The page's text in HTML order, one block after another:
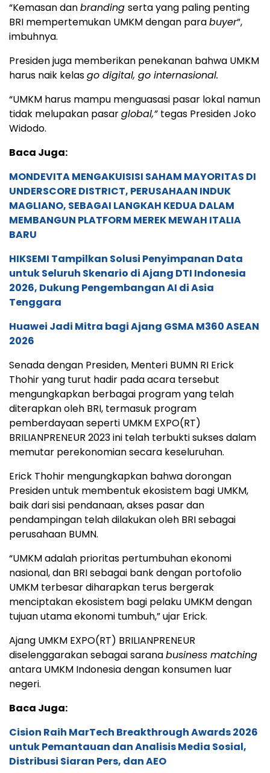
“Kemasan danbranding serta yang paling penting
BRI mempertemukan UMKM dengan parabuyer”,
imbuhnya.
Presiden juga memberikan penekanan bahwa UMKM
harus naik kelasgo digital, go internasional.
“UMKM harus mampu menguasasi pasar lokal namun
tidak melupakan pasarglobal,” tegas Presiden Joko
Widodo.
Baca Juga:
MONDEVITA MENGAKUISISI SAHAM MAYORITAS DI
UNDERSCORE DISTRICT, PERUSAHAAN INDUK
MAGLIANO, SEBAGAI LANGKAH KEDUA DALAM
MEMBANGUN PLATFORM MEREK MEWAH ITALIA
BARU
HIKSEMI Tampilkan Solusi Penyimpanan Data
untuk Seluruh Skenario di Ajang DTI Indonesia
2026, Dukung Pengembangan AI di Asia
Tenggara
Huawei Jadi Mitra bagi Ajang GSMA M360 ASEAN
2026
Senada dengan Presiden, Menteri BUMN RI Erick
Thohir yang turut hadir pada acara tersebut
mengungkapkan berbagai program yang telah
diterapkan oleh BRI, termasuk program
pemberdayaan seperti UMKM EXPO(RT)
BRILIANPRENEUR 2023 ini telah terbukti sukses dalam
memutar perekonomian secara keseluruhan.
Erick Thohir mengungkapkan bahwa dorongan
Presiden untuk membentuk ekosistem bagi UMKM,
baik dari sisi pendanaan, akses pasar dan
pendampingan telah dilakukan oleh BRI sebagai
perusahaan BUMN.
“UMKM adalah prioritas pertumbuhan ekonomi
nasional, dan BRI sebagai bank dengan portofolio
UMKM terbesar diharapkan terus bergerak
menciptakan ekosistem bagi pelaku UMKM dengan
tujuan utama ekonomi tumbuh,” ujar Erick.
Ajang UMKM EXPO(RT) BRILIANPRENEUR
diselenggarakan sebagai saranabusiness matching
antara UMKM Indonesia dengan konsumen luar
negeri.
Baca Juga:
Cision Raih MarTech Breakthrough Awards 2026
untuk Pemantauan dan Analisis Media Sosial,
Distribusi Siaran Pers, dan AEO